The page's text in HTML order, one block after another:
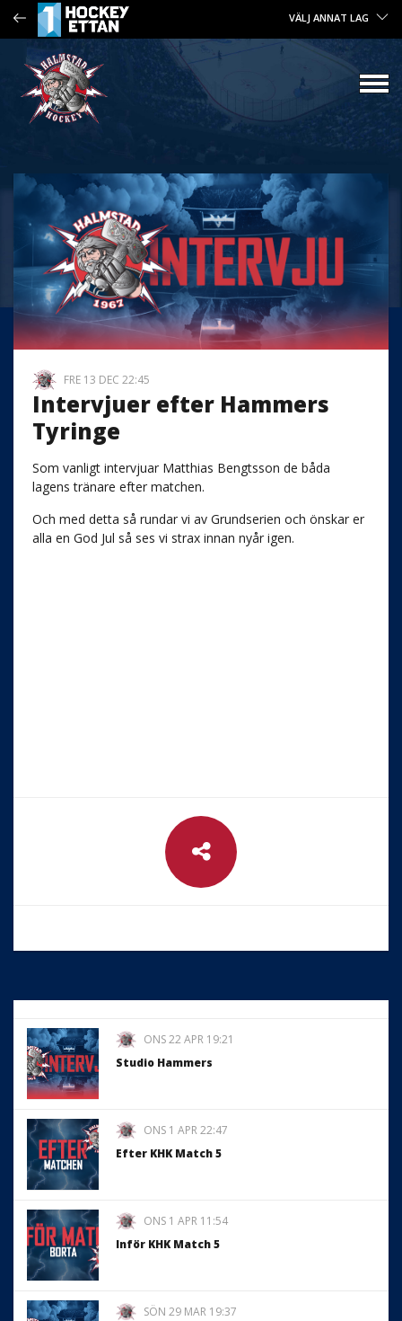
VÄLJ ANNAT LAG
FRE 13 DEC 22:45
Intervjuer efter Hammers
Tyringe
Som vanligt intervjuar Matthias Bengtsson de båda
lagens tränare efter matchen.
Och med detta så rundar vi av Grundserien och önskar er
alla en God Jul så ses vi strax innan nyår igen.
ONS 22 APR 19:21
Studio Hammers
ONS 1 APR 22:47
Efter KHK Match 5
ONS 1 APR 11:54
Inför KHK Match 5
SÖN 29 MAR 19:37